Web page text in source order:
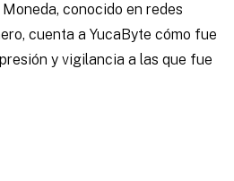
conocido en redes
cuenta a YucaByte cómo fue
y vigilancia a las que fue